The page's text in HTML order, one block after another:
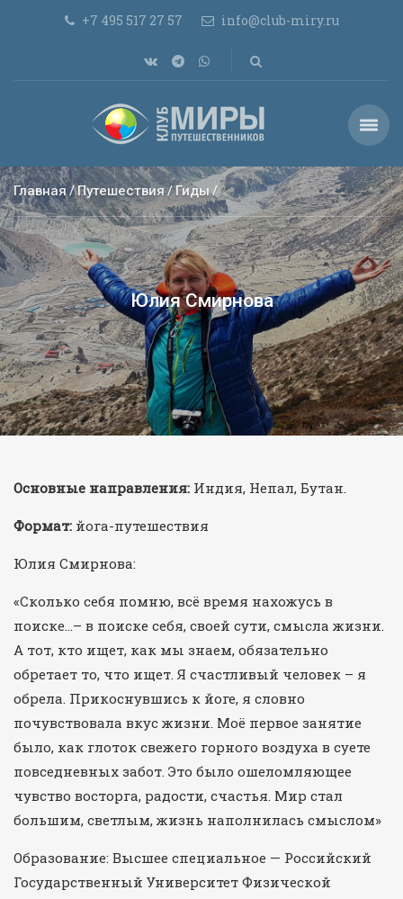
+7 495 517 27 57 info@club-miry.ru
Главная Путешествия Гиды
Юлия Смирнова
Основные направления: Индия, Непал, Бутан.
Формат: йога-путешествия
Юлия Смирнова:
«Сколько себя помню, всё время нахожусь в
поиске…– в поиске себя, своей сути, смысла жизни.
А тот, кто ищет, как мы знаем, обязательно
обретает то, что ищет. Я счастливый человек – я
обрела. Прикоснувшись к йоге, я словно
почувствовала вкус жизни. Моё первое занятие
было, как глоток свежего горного воздуха в суете
повседневных забот. Это было ошеломляющее
чувство восторга, радости, счастья. Мир стал
большим, светлым, жизнь наполнилась смыслом»
Образование: Высшее специальное — Российский
Государственный Университет Физической